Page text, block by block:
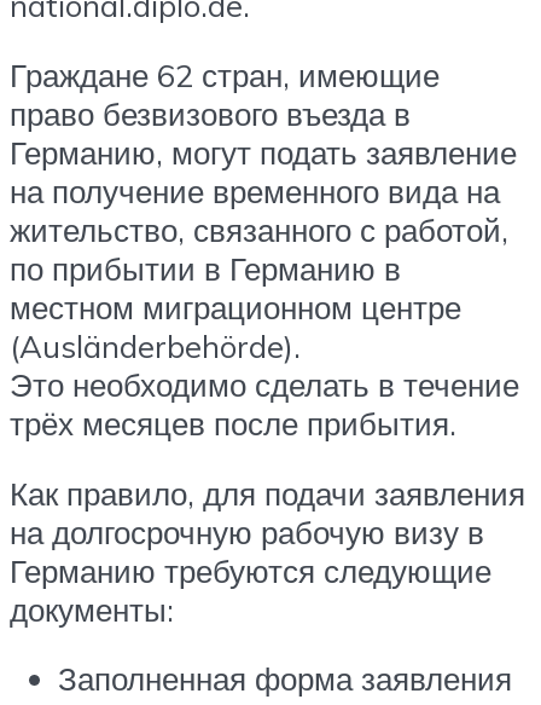
Граждане 62 стран, имеющие
право безвизового въезда в
Германию, могут подать заявление
на получение временного вида на
жительство, связанного с работой,
по прибытии в Германию в
местном миграционном центре
(Ausländerbehörde).
Это необходимо сделать в течение
трёх месяцев после прибытия.
Как правило, для подачи заявления
на долгосрочную рабочую визу в
Германию требуются следующие
документы:
Заполненная форма заявления